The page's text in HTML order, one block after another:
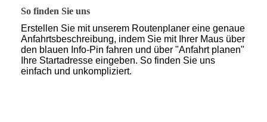
So finden Sie uns
Erstellen Sie mit unserem Routenplaner eine genaue
Anfahrtsbeschreibung, indem Sie mit Ihrer Maus über
den blauen Info-Pin fahren und über "Anfahrt planen"
Ihre Startadresse eingeben. So finden Sie uns
einfach und unkompliziert.